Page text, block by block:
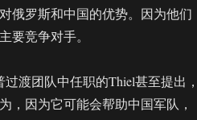
俄罗斯和中国的优势。因为他们
要竞争对手。
渡团队中任职的Thiel甚至提出，
，因为它可能会帮助中国军队，